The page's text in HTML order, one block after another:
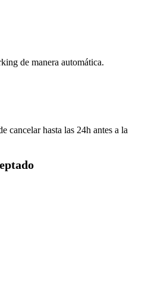
de manera automática.
cancelar hasta las 24h antes a la